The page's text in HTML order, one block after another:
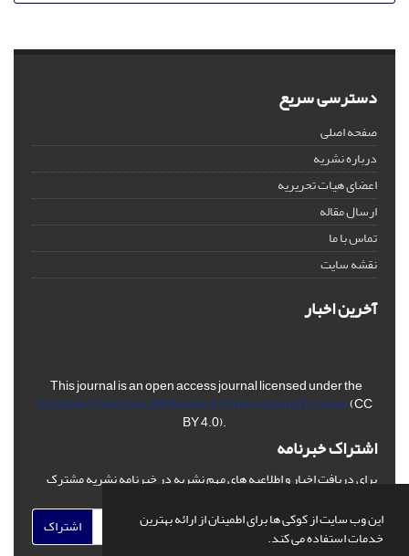
این وب سایت از کوکی ها برای اطمینان از ارائه بهترین
خدمات استفاده می کند.
دسترسی سریع
صفحه اصلی
درباره نشریه
اعضای هیات تحریریه
ارسال مقاله
تماس با ما
نقشه سایت
آخرین اخبار
This journal is an open access journal licensed under the
Creative Commons Attribution 4.0 International License(CC
BY 4.0).
اشتراک خبرنامه
برای دریافت اخبار و اطلاعیه های مهم نشریه در خبرنامه نشریه مشترک
اشتراک